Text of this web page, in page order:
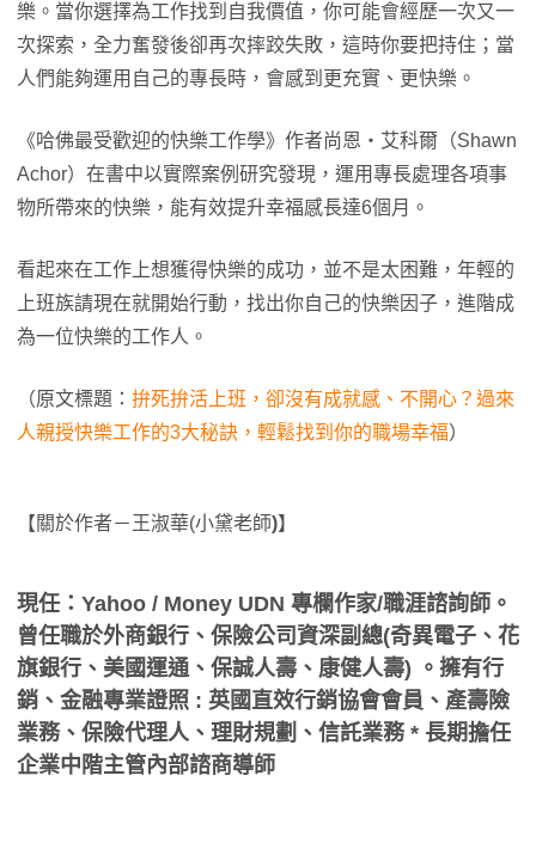
樂。當你選擇為工作找到自我價值，你可能會經歷一次又一
次探索，全力奮發後卻再次摔跤失敗，這時你要把持住；當
人們能夠運用自己的專長時，會感到更充實、更快樂。
《哈佛最受歡迎的快樂工作學》作者尚恩・艾科爾（Shawn
Achor）在書中以實際案例研究發現，運用專長處理各項事
物所帶來的快樂，能有效提升幸福感長達6個月。
看起來在工作上想獲得快樂的成功，並不是太困難，年輕的
上班族請現在就開始行動，找出你自己的快樂因子，進階成
為一位快樂的工作人。
（原文標題： 拚死拚活上班，卻沒有成就感、不開心？過來
人親授快樂工作的3大秘訣，輕鬆找到你的職場幸福）
【關於作者－王淑華(小黛老師)】
現任：Yahoo / Money UDN 專欄作家/職涯諮詢師。
曾任職於外商銀行、保險公司資深副總(奇異電子、花
旗銀行、美國運通、保誠人壽、康健人壽) 。擁有行
銷、金融專業證照 : 英國直效行銷協會會員、產壽險
業務、保險代理人、理財規劃、信託業務 * 長期擔任
企業中階主管內部諮商導師